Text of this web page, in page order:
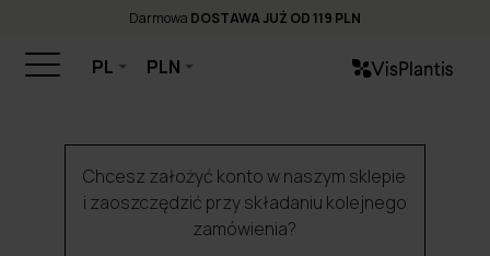
Darmowa DOSTAWA JUŻ OD 119 PLN
PL PLN
Chcesz założyć konto w naszym sklepie
i zaoszczędzić przy składaniu kolejnego
zamówienia?